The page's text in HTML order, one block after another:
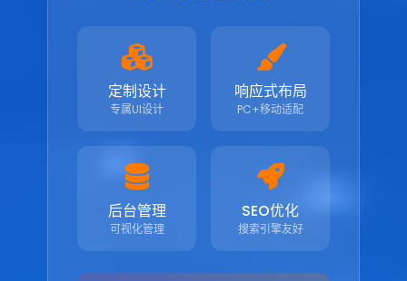
定制设计
专属UI设计
响应式布局
PC+移动适配
后台管理
可视化管理
SEO优化
搜索引擎友好